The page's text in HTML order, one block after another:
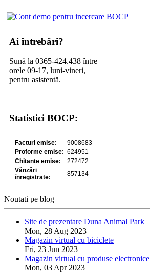
Ai întrebări?
Sună la 0365-424.438 între
orele 09-17, luni-vineri,
pentru asistentă.
Statistici BOCP:
Noutati pe blog
Site de prezentare Duna Animal Park
Mon, 28 Aug 2023
Magazin virtual cu biciclete
Fri, 23 Jun 2023
Magazin virtual cu produse electronice
Mon, 03 Apr 2023